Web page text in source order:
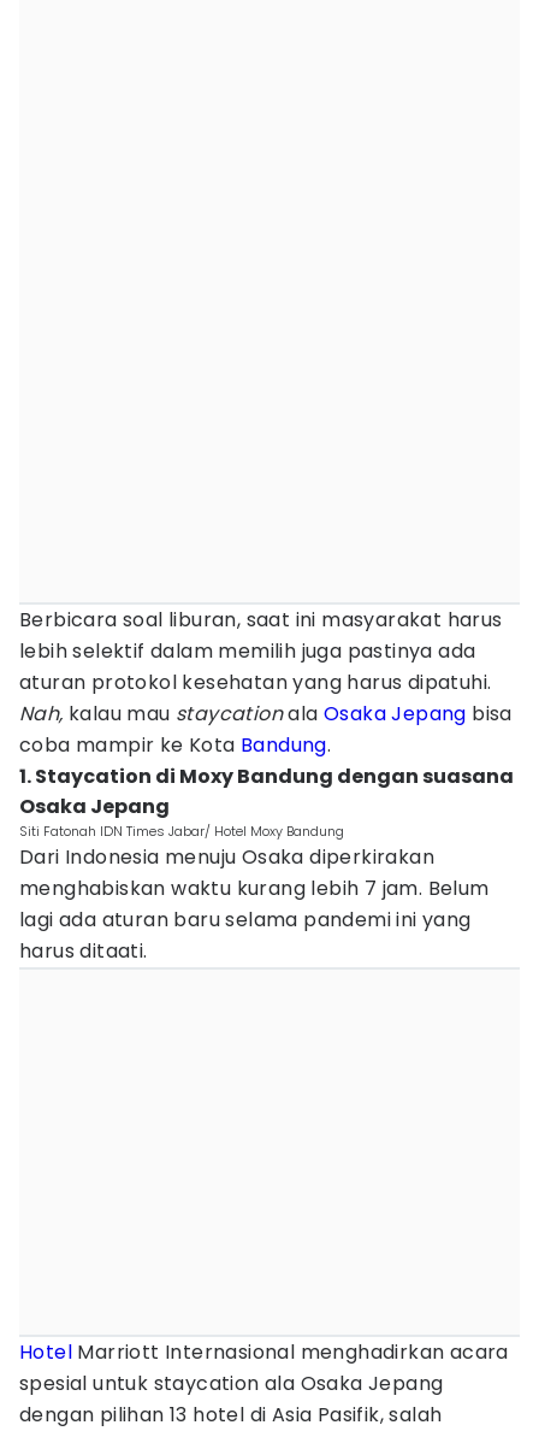
Berbicara soal liburan, saat ini masyarakat harus
lebih selektif dalam memilih juga pastinya ada
aturan protokol kesehatan yang harus dipatuhi.
Nah, kalau mau staycationalaOsakaJepang bisa
coba mampir ke Kota Bandung.
1. Staycation di Moxy Bandung dengan suasana
Osaka Jepang
Siti Fatonah IDN Times Jabar/ Hotel Moxy Bandung
Dari Indonesia menuju Osaka diperkirakan
menghabiskan waktu kurang lebih 7 jam. Belum
lagi ada aturan baru selama pandemi ini yang
harus ditaati.
Hotel Marriott Internasional menghadirkan acara
spesial untuk staycation ala Osaka Jepang
dengan pilihan 13 hotel di Asia Pasifik, salah